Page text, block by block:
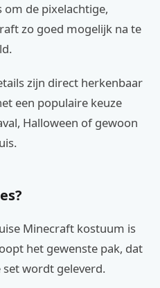
om de pixelachtige,
zo goed mogelijk na te
zijn direct herkenbaar
een populaire keuze
Halloween of gewoon
Minecraft kostuum is
het gewenste pak, dat
wordt geleverd.